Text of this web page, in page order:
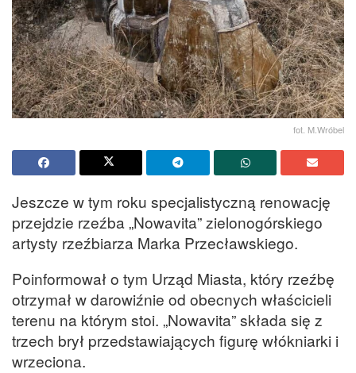
fot. M.Wróbel
Jeszcze w tym roku specjalistyczną renowację
przejdzie rzeźba „Nowavita” zielonogórskiego
artysty rzeźbiarza Marka Przecławskiego.
Poinformował o tym Urząd Miasta, który rzeźbę
otrzymał w darowiźnie od obecnych właścicieli
terenu na którym stoi. „Nowavita” składa się z
trzech brył przedstawiających figurę włókniarki i
wrzeciona.